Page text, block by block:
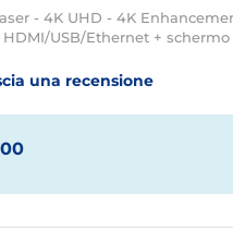
- 4K UHD - 4K
USB/Ethernet +
una recensione
00